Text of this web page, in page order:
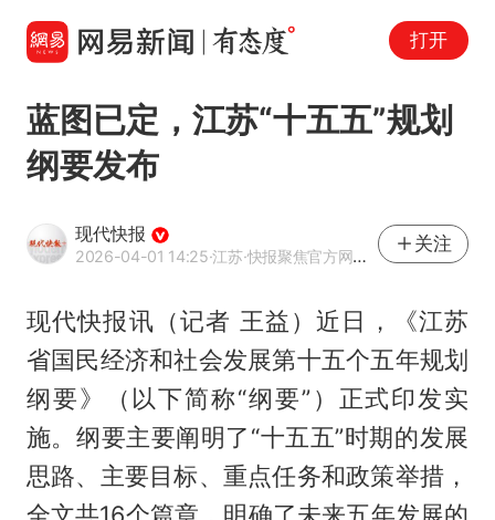
打开
蓝图已定，江苏“十五五”规划
纲要发布
现代快报
2026-04-01 14:25·江苏·快报聚焦官方网易号
关注
现代快报讯（记者 王益）近日，《江苏
省国民经济和社会发展第十五个五年规划
纲要》（以下简称“纲要”）正式印发实
施。纲要主要阐明了“十五五”时期的发展
思路、主要目标、重点任务和政策举措，
全文共16个篇章，明确了未来五年发展的